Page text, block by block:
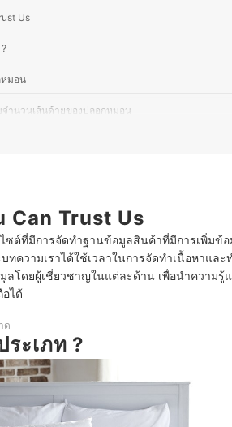
Us
หมอน
จำนวนเส้นด้ายของปลอกหมอน
อน ยี่ห้อไหนดี สัมผัสนุ่ม ป้องกันไรฝุ่น ดีไซน์หลากหลาย
อาดปลอกหมอน
Can Trust Us
ไซต์ที่มีการจัดทำฐานข้อมูลสินค้าที่มีการเพิ่มข้
ทความเราได้ใช้เวลาในการจัดทำเนื้อหาแ
ลโดยผู้เชี่ยวชาญในแต่ละด้าน เพื่อนำความ
ได้
ด
ะเภท ?